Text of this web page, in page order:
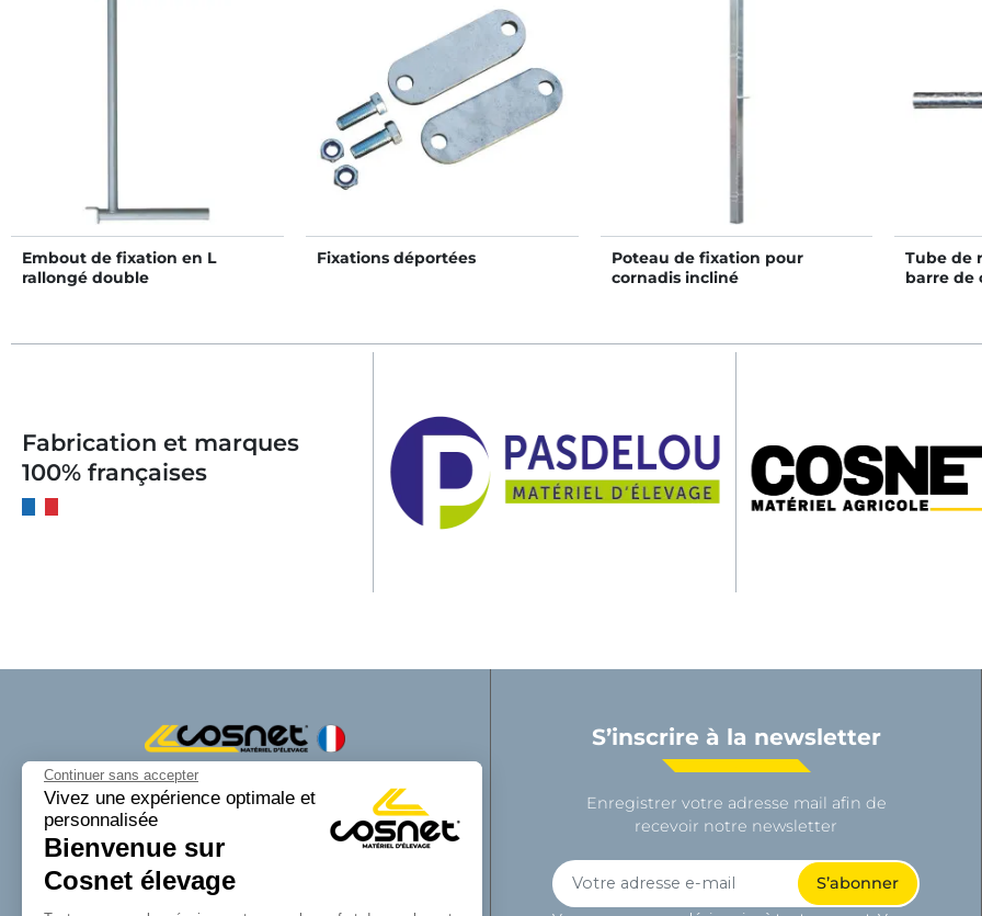
Continuer sans accepter
Vivez une expérience optimale et
personnalisée
Bienvenue sur
Cosnet élevage
Embout de fixation en L
rallongé double
Fixations déportées
Poteau de fixation pour
cornadis incliné
Tube de
barre de
Fabrication et marques
100% françaises
Cosnet matériel d’élevage est une marque
de la SAS Cosnet. Spécialisée dans la
conception et la fabrication d’équipements
tubulaires pour les bâtiments d’élevage.
Reconnue pour son savoir-faire dans la
fabrication de râteliers de prairie de
S’inscrire à la newsletter
Enregistrer votre adresse mail afin de
recevoir notre newsletter